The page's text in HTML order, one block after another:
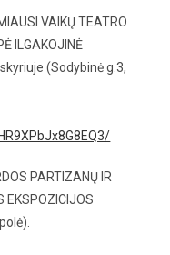
VAIKŲ TEATRO
ILGAKOJINĖ
(Sodybinė g.3,
PARTIZANŲ IR
EKSPOZICIJOS